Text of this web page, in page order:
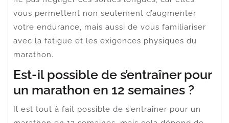
vous permettent non seulement d’augmenter
votre endurance, mais aussi de vous familiariser
avec la fatigue et les exigences physiques du
marathon.
Est-il possible de s’entraîner pour
un marathon en 12 semaines ?
Il est tout à fait possible de s’entraîner pour un